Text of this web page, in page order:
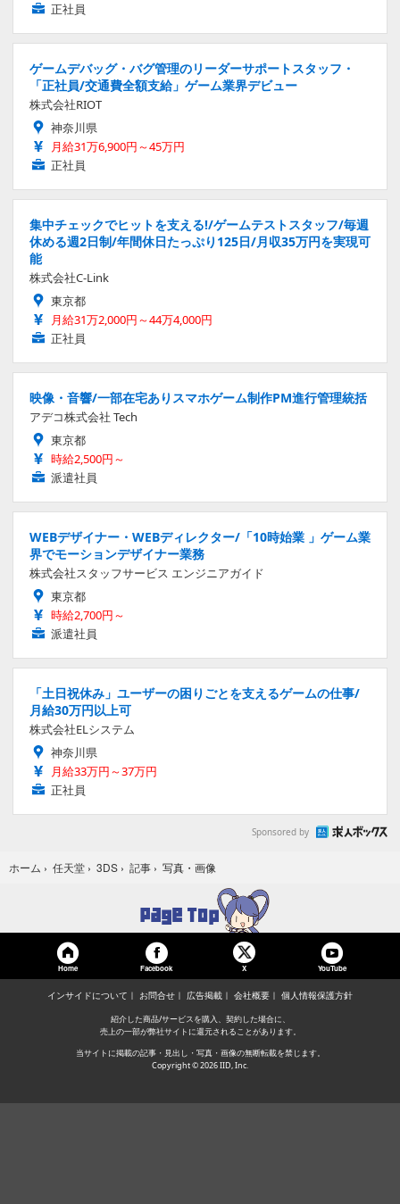
正社員
ゲームデバッグ・バグ管理のリーダーサポートスタッフ・
「正社員/交通費全額支給」ゲーム業界デビュー
株式会社RIOT
神奈川県
月給31万6,900円～45万円
正社員
集中チェックでヒットを支える!/ゲームテストスタッフ/毎週
休める週2日制/年間休日たっぷり125日/月収35万円を実現可
能
株式会社C-Link
東京都
月給31万2,000円～44万4,000円
正社員
映像・音響/一部在宅ありスマホゲーム制作PM進行管理統括
アデコ株式会社 Tech
東京都
時給2,500円～
派遣社員
WEBデザイナー・WEBディレクター/「10時始業 」ゲーム業
界でモーションデザイナー業務
株式会社スタッフサービス エンジニアガイド
東京都
時給2,700円～
派遣社員
「土日祝休み」ユーザーの困りごとを支えるゲームの仕事/
月給30万円以上可
株式会社ELシステム
神奈川県
月給33万円～37万円
正社員
Sponsored by
ホーム › 任天堂 › 3DS › 記事 › 写真・画像
Home Facebook X YouTube
インサイドについて お問合せ 広告掲載 会社概要 個人情報保護方針
紹介した商品/サービスを購入、契約した場合に、
売上の一部が弊社サイトに還元されることがあります。
当サイトに掲載の記事・見出し・写真・画像の無断転載を禁じます。
Copyright © 2026 IID, Inc.